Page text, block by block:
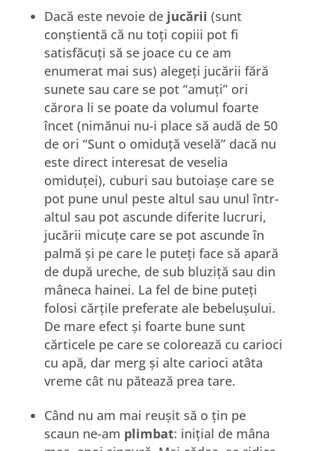
Dacă este nevoie de jucării (sunt
conștientă că nu toți copiii pot fi
satisfăcuți să se joace cu ce am
enumerat mai sus) alegeți jucării fără
sunete sau care se pot “amuți” ori
cărora li se poate da volumul foarte
încet (nimănui nu-i place să audă de 50
de ori “Sunt o omiduță veselă” dacă nu
este direct interesat de veselia
omiduței), cuburi sau butoiașe care se
pot pune unul peste altul sau unul într-
altul sau pot ascunde diferite lucruri,
jucării micuțe care se pot ascunde în
palmă și pe care le puteți face să apară
de după ureche, de sub bluziță sau din
mâneca hainei. La fel de bine puteți
folosi cărțile preferate ale bebelușului.
De mare efect și foarte bune sunt
cărticele pe care se colorează cu carioci
cu apă, dar merg și alte carioci atâta
vreme cât nu pătează prea tare.
Când nu am mai reușit să o țin pe
scaun ne-am plimbat: inițial de mâna